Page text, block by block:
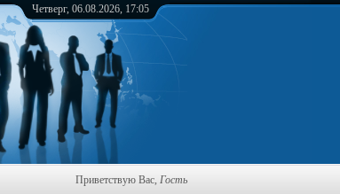
Четверг, 06.08.2026, 17:05
Приветствую Вас, Гость